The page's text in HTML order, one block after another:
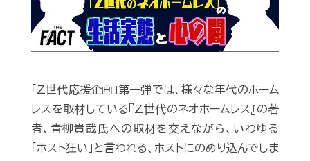
「Z世代応援企画」第一弾では、様々な年代のホーム
レスを取材している『Z世代のネオホームレス』の著
者、青柳貴哉氏への取材を交えながら、いわゆる
「ホスト狂い」と言われる、ホストにのめり込んでしま